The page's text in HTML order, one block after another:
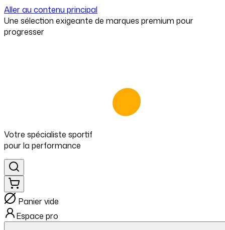
Aller au contenu principal
⁠Une sélection exigeante de marques premium pour
progresser
Votre spécialiste sportif
pourla performance
Panier vide
Espace pro